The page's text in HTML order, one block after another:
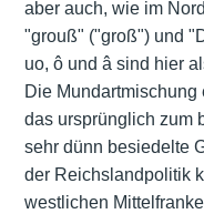
aber auch, wie im
"grouß" ("groß") und
uo, ô und â sind hier
Die Mundartmischung
das ursprünglich zum
sehr dünn besiedelte
der Reichslandpolitik
westlichen